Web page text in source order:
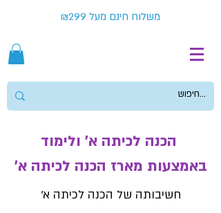
משלוח חינם מעל ₪299
הכנה לכיתה א' ולימוד
באמצעות מארז הכנה לכיתה א'
חשיבותה של הכנה לכיתה א'